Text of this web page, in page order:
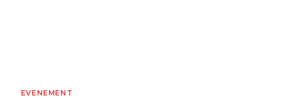
EVENEMENT